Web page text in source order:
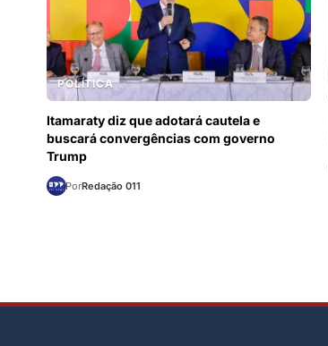
POLÍTICA
Itamaraty diz que adotará cautela e
buscará convergências com governo
Trump
PorRedação 011